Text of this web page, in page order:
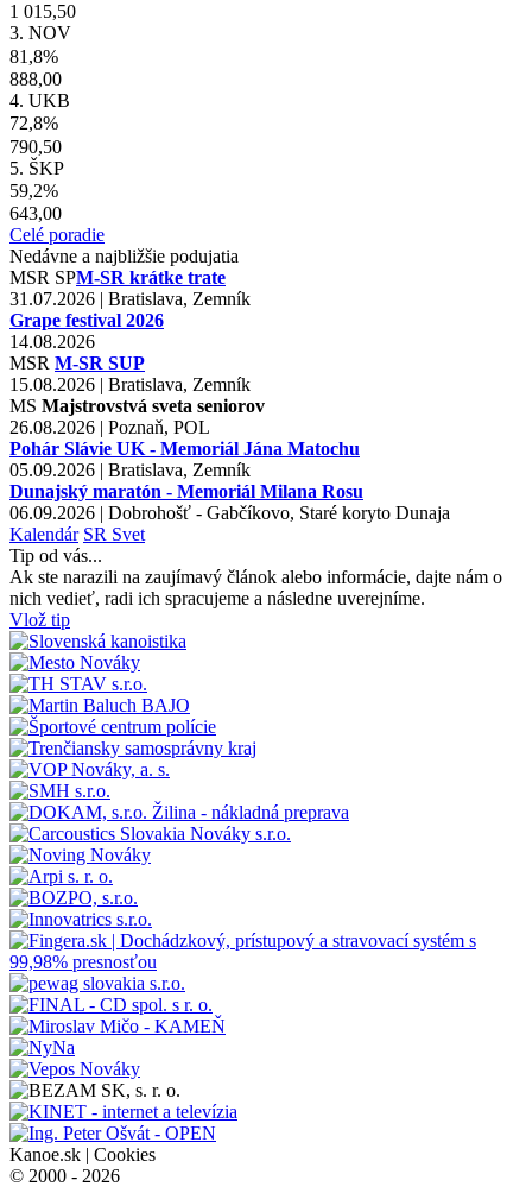
1 015,50
3. NOV
81,8%
888,00
4. UKB
72,8%
790,50
5. ŠKP
59,2%
643,00
Celé poradie
Nedávne a najbližšie podujatia
MSR SPM-SR krátke trate
31.07.2026 | Bratislava, Zemník
Grape festival 2026
14.08.2026
MSR M-SR SUP
15.08.2026 | Bratislava, Zemník
MS Majstrovstvá sveta seniorov
26.08.2026 | Poznaň, POL
Pohár Slávie UK - Memoriál Jána Matochu
05.09.2026 | Bratislava, Zemník
Dunajský maratón - Memoriál Milana Rosu
06.09.2026 | Dobrohošť - Gabčíkovo, Staré koryto Dunaja
Kalendár SR Svet
Tip od vás...
Ak ste narazili na zaujímavý článok alebo informácie, dajte nám o
nich vedieť, radi ich spracujeme a následne uverejníme.
Vlož tip
Kanoe.sk | Cookies
© 2000 - 2026